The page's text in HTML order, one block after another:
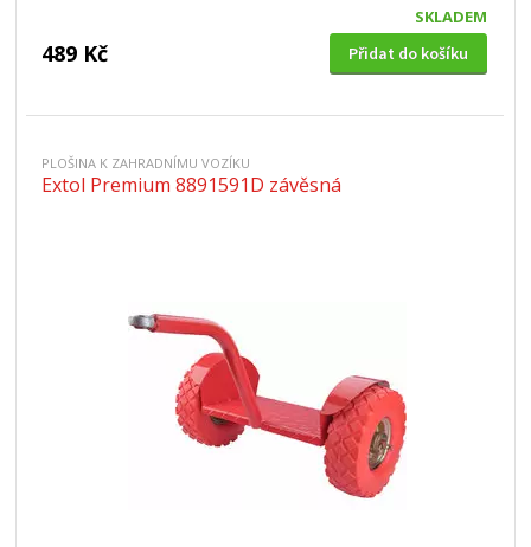
SKLADEM
489 Kč Přidat do košíku
PLOŠINA K ZAHRADNÍMU VOZÍKU
Extol Premium 8891591D závěsná